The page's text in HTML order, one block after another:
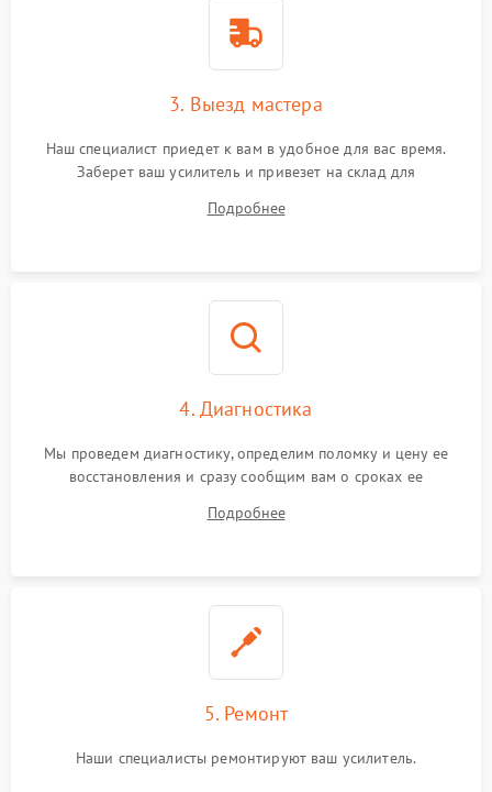
3. Выезд мастера
Наш специалист приедет к вам в удобное для вас время.
Заберет ваш усилитель и привезет на склад для
Подробнее
4. Диагностика
Мы проведем диагностику, определим поломку и цену ее
восстановления и сразу сообщим вам о сроках ее
Подробнее
5. Ремонт
Наши специалисты ремонтируют ваш усилитель.